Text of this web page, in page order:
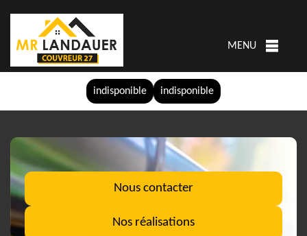
indisponible indisponible
MENU
Nous contacter
Nos réalisations